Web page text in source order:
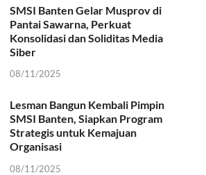
SMSI Banten Gelar Musprov di
Pantai Sawarna, Perkuat
Konsolidasi dan Soliditas Media
Siber
08/11/2025
Lesman Bangun Kembali Pimpin
SMSI Banten, Siapkan Program
Strategis untuk Kemajuan
Organisasi
08/11/2025